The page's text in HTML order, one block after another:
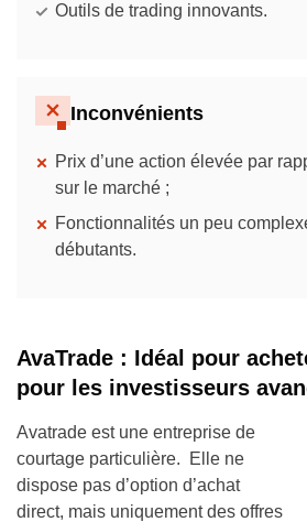
Outils de trading innovants.
Inconvénients
Prix d’une action élevée par
sur le marché ;
Fonctionnalités un peu
débutants.
AvaTrade : Idéal pour
pour les investisseurs
Avatrade est une entreprise de
courtage particulière. Elle ne
dispose pas d’option d’achat
direct, mais uniquement des offres